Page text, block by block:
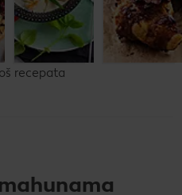
Zahtjevno
Jednostavno
recepata